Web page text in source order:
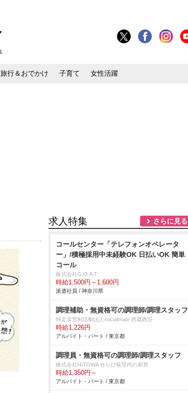
旅行＆おでかけ 子育て 女性活躍
求人特集 さらに見る
コールセンター「テレフォンオペレータ
ー」/積極採用中未経験OK 日払いOK 簡単
コール
株式会社G.O.A.T
時給1,500円～1,600円
派遣社員 / 神奈川県
調理補助・無資格可の調理師/調理スタッフ
特定非営利活動法人socialmate 西葛西荘
時給1,226円
アルバイト・パート / 東京都
調理員・無資格可の調理師/調理スタッフ
株式会社HITOWA せらび荻窪内の厨房
時給1,350円～
アルバイト・パート / 東京都